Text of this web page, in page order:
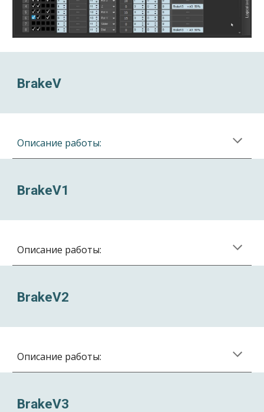
BrakeV
Описание работы:
BrakeV1
Описание работы:
BrakeV2
Описание работы:
BrakeV3